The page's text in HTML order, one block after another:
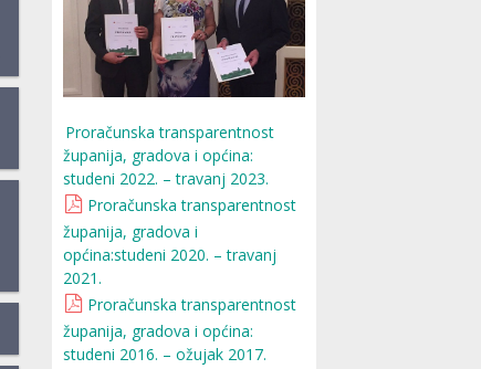
Proračunska transparentnost
županija, gradova i općina:
studeni 2022. – travanj 2023.
Proračunska transparentnost
županija, gradova i
općina:studeni 2020. – travanj
2021.
Proračunska transparentnost
županija, gradova i općina:
studeni 2016. – ožujak 2017.